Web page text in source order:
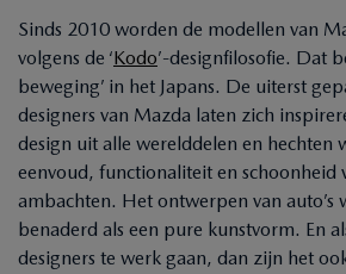
Sinds 2010 worden de modellen van
volgens de ‘Kodo’-designfilosofie. Dat
beweging’ in het Japans. De uiterst
designers van Mazda laten zich
design uit alle werelddelen en hechten
eenvoud, functionaliteit en schoonheid
ambachten. Het ontwerpen van
benaderd als een pure kunstvorm. En
designers te werk gaan, dan zijn het